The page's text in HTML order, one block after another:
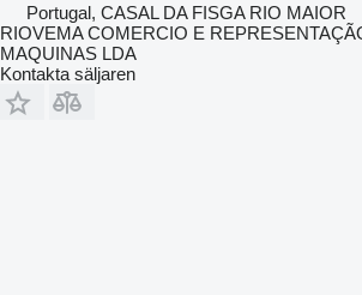
Portugal, CASAL DA FISGA RIO MAIOR
RIOVEMA COMERCIO E
MAQUINAS LDA
Kontakta säljaren